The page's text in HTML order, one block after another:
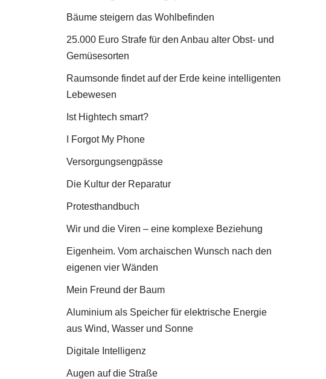
Bäume steigern das Wohlbefinden
25.000 Euro Strafe für den Anbau alter Obst- und
Gemüsesorten
Raumsonde findet auf der Erde keine intelligenten
Lebewesen
Ist Hightech smart?
I Forgot My Phone
Versorgungsengpässe
Die Kultur der Reparatur
Protesthandbuch
Wir und die Viren – eine komplexe Beziehung
Eigenheim. Vom archaischen Wunsch nach den
eigenen vier Wänden
Mein Freund der Baum
Aluminium als Speicher für elektrische Energie
aus Wind, Wasser und Sonne
Digitale Intelligenz
Augen auf die Straße